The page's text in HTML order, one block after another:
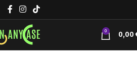
0 0,00
Apple iPhone